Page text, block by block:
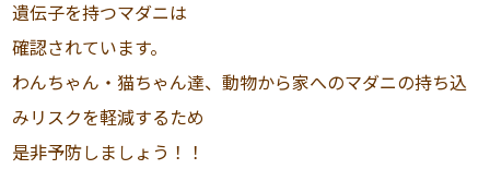
遺伝子を持つマダニは
確認されています。
わんちゃん・猫ちゃん達、動物から家へのマダニの持ち込
みリスクを軽減するため
是非予防しましょう！！